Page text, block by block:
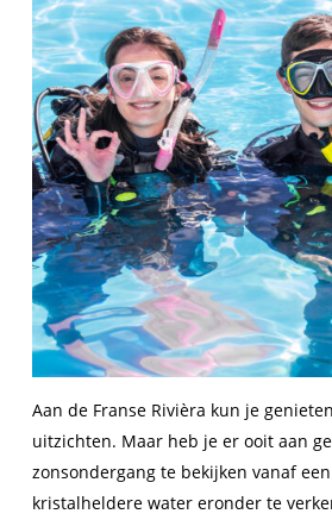
Aan de Franse Rivièra kun je
uitzichten. Maar heb je er ooit aan
zonsondergang te bekijken vanaf
kristalheldere water eronder te